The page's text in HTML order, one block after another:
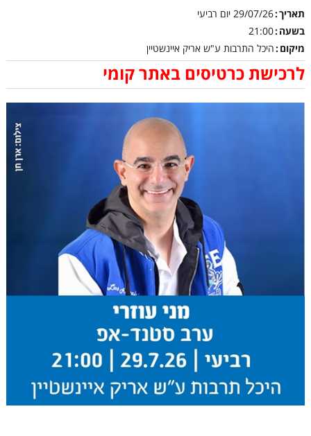
תאריך 29/07/26 יום רביעי
בשעה 21:00
מיקום היכל התרבות ע"ש אריק איינשטיין
לרכישת כרטיסים באתר קומי